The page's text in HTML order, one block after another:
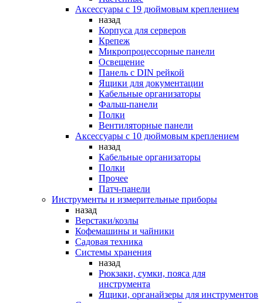
Аксессуары с 19 дюймовым креплением
назад
Корпуса для серверов
Крепеж
Микропроцессорные панели
Освещение
Панель с DIN рейкой
Ящики для документации
Кабельные организаторы
Фальш-панели
Полки
Вентиляторные панели
Аксессуары с 10 дюймовым креплением
назад
Кабельные организаторы
Полки
Прочее
Патч-панели
Инструменты и измерительные приборы
назад
Верстаки/козлы
Кофемашины и чайники
Садовая техника
Системы хранения
назад
Рюкзаки, сумки, пояса для
инструмента
Ящики, органайзеры для инструментов